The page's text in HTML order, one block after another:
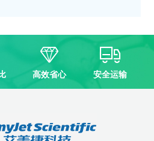
高效省心 安全运输